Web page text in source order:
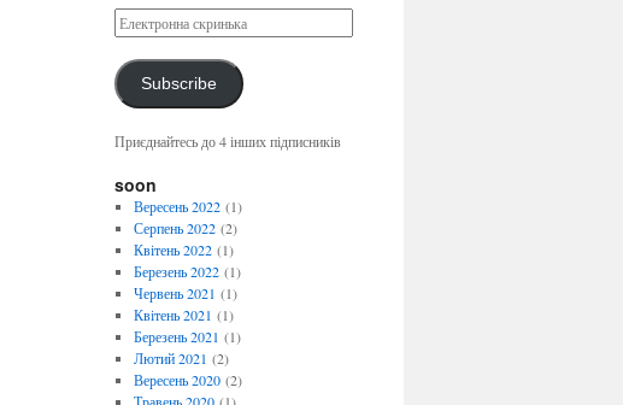
Subscribe
Приєднайтесь до 4 інших підписників
soon
Вересень 2022(1)
Серпень 2022(2)
Квітень 2022(1)
Березень 2022(1)
Червень 2021 (1)
Квітень 2021 (1)
Березень 2021 (1)
Лютий 2021 (2)
Вересень 2020(2)